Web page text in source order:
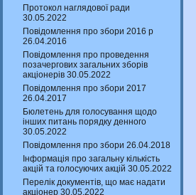
Протокол наглядової ради
30.05.2022
Повідомлення про збори 2016 р
26.04.2016
Повідомлення про проведення
позачергових загальних зборів
акціонерів 30.05.2022
Повідомлення про збори 2017
26.04.2017
Бюлетень для голосування щодо
інших питань порядку денного
30.05.2022
Повідомлення про збори 26.04.2018
Інформація про загальну кількість
акцій та голосуючих акцій 30.05.2022
Перелік документів, що має надати
акціонер 30.05.2022